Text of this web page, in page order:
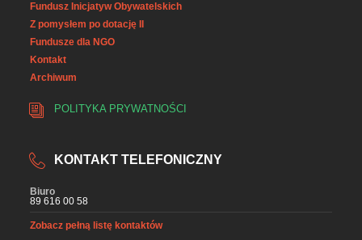
Fundusz Inicjatyw Obywatelskich
Z pomysłem po dotację II
Fundusze dla NGO
Kontakt
Archiwum
POLITYKA PRYWATNOŚCI
KONTAKT TELEFONICZNY
Biuro
89 616 00 58
Zobacz pełną listę kontaktów